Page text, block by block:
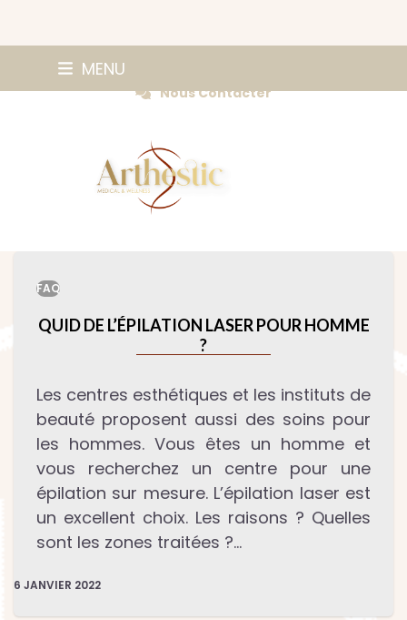
MENU
Nous Contacter
FAQ
QUID DE L’ÉPILATION LASER POUR HOMME
?
Les centres esthétiques et les instituts de
beauté proposent aussi des soins pour
les hommes. Vous êtes un homme et
vous recherchez un centre pour une
épilation sur mesure. L’épilation laser est
un excellent choix. Les raisons ? Quelles
sont les zones traitées ?…
6 JANVIER 2022